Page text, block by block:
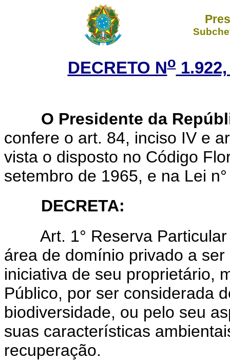
DECRETO No1.922,
O Presidente da
confere o art. 84, inciso IV e
vista o disposto no Código
setembro de 1965, e na Lei
DECRETA:
Art. 1° Reserva
área de domínio privado a
iniciativa de seu proprietário,
Público, por ser considerada
biodiversidade, ou pelo seu
suas características
recuperação.